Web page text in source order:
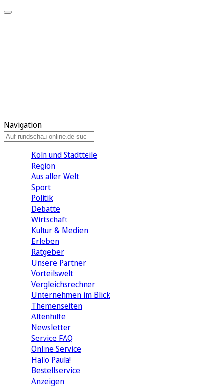
Navigation
Köln und Stadtteile
Region
Aus aller Welt
Sport
Politik
Debatte
Wirtschaft
Kultur & Medien
Erleben
Ratgeber
Unsere Partner
Vorteilswelt
Vergleichsrechner
Unternehmen im Blick
Themenseiten
Altenhilfe
Newsletter
Service FAQ
Online Service
Hallo Paula!
Bestellservice
Anzeigen